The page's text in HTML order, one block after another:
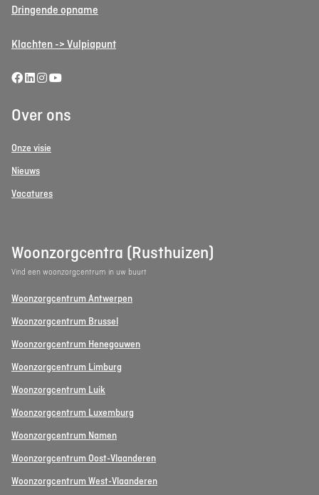
Dringende opname
Klachten -> Vulpiapunt
Over ons
Onze visie
Nieuws
Vacatures
Woonzorgcentra (Rusthuizen)
Vind een woonzorgcentrum in uw buurt
Woonzorgcentrum Antwerpen
Woonzorgcentrum Brussel
Woonzorgcentrum Henegouwen
Woonzorgcentrum Limburg
Woonzorgcentrum Luik
Woonzorgcentrum Luxemburg
Woonzorgcentrum Namen
Woonzorgcentrum Oost-Vlaanderen
Woonzorgcentrum West-Vlaanderen